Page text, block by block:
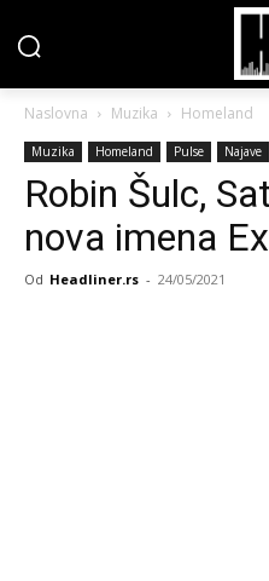
Naslovna Muzika Homeland
Muzika Homeland Pulse Najave
Robin Šulc,
nova imena
Od Headliner.rs - 24/05/2021